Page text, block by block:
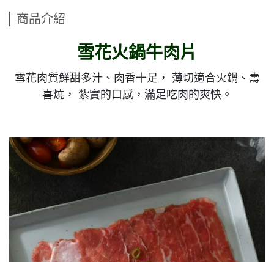
商品介紹
雪花火鍋牛肉片
雪花肉質鮮甜多汁、肉香十足， 薄切適合火鍋、壽
喜燒， 紮實的口感，滿足吃肉的爽快。